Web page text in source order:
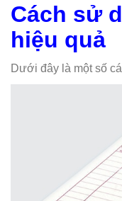
Cách sử
hiệu quả
Dưới đây là một số